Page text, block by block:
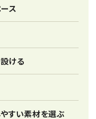
ス
ける
すい素材を選ぶ